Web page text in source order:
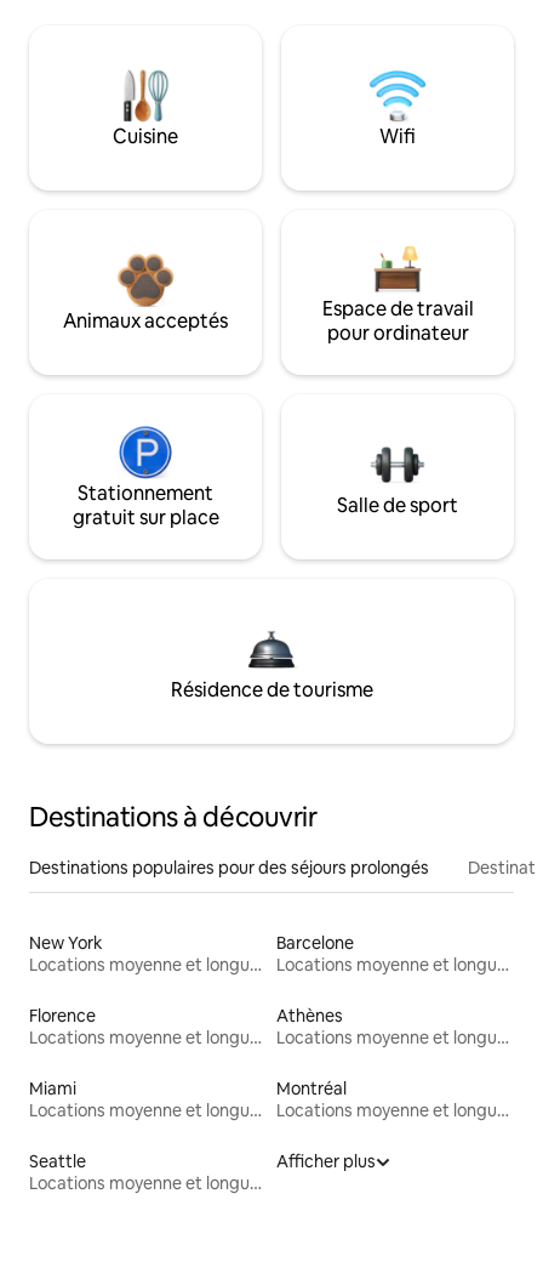
Cuisine Wifi
Animaux acceptés
Espace de travail
pour ordinateur
Stationnement
gratuit sur place
Salle de sport
Résidence de tourisme
Destinations à découvrir
Destinations populaires pour des séjours prolongés
New York
Locations moyenne et longue durée
Barcelone
Locations moyenne et longue durée
Florence
Locations moyenne et longue durée
Athènes
Locations moyenne et longue durée
Miami
Locations moyenne et longue durée
Montréal
Locations moyenne et longue durée
Seattle
Locations moyenne et longue durée
Afficher plus